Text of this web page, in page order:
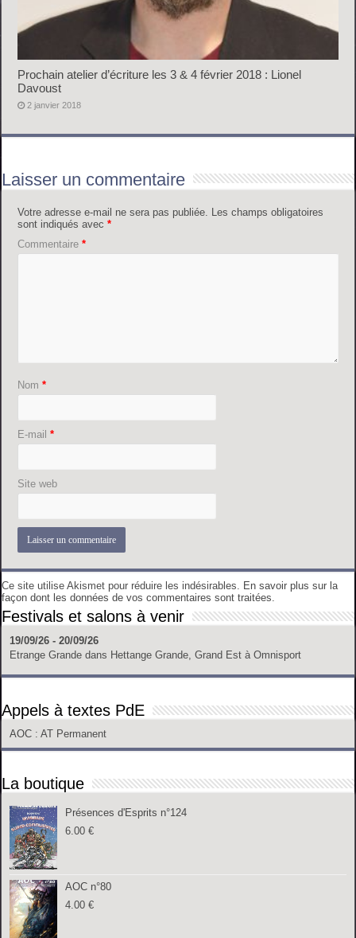
Prochain atelier d’écriture les 3 & 4 février 2018 : Lionel
Davoust
2 janvier 2018
Laisser un commentaire
Votre adresse e-mail ne sera pas publiée.
Les champs obligatoires
sont indiqués avec*
Commentaire*
Nom*
E-mail*
Site web
Ce site utilise Akismet pour réduire les indésirables.
En savoir plus sur la
façon dont les données de vos commentaires sont traitées
Festivals et salons à venir
19/09/26 - 20/09/26
Etrange Grande dans Hettange Grande, Grand Est à Omnisport
Appels à textes PdE
AOC : AT Permanent
La boutique
Présences d'Esprits n°124
6.00€
AOC n°80
4.00€